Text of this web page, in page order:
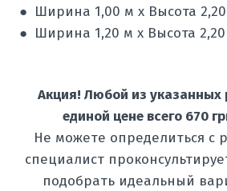
● Ширина 1,00 м х Высота
● Ширина 1,20 м х Высота
Акция! Любой из указанных
единой цене всего 670
Не можете определиться с
специалист
подобрать идеальный